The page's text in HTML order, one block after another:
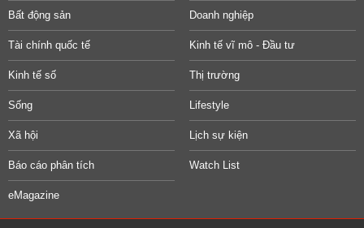
Bất động sản Doanh nghiệp
Tài chính quốc tế Kinh tế vĩ mô - Đầu tư
Kinh tế số Thị trường
Sống Lifestyle
Xã hội Lịch sự kiện
Báo cáo phân tích Watch List
eMagazine